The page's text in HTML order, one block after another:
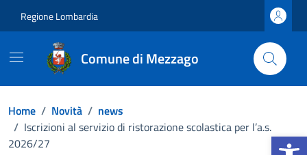
Apri la
Regione Lombardia
Comune di Mezzago
Home / Novità / news
/ Iscrizioni al servizio di ristorazione scolastica per l’a.s.
2026/27